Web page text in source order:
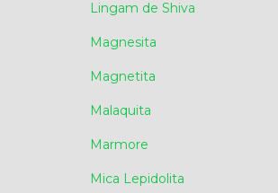
Lingam de Shiva
Magnesita
Magnetita
Malaquita
Marmore
Mica Lepidolita